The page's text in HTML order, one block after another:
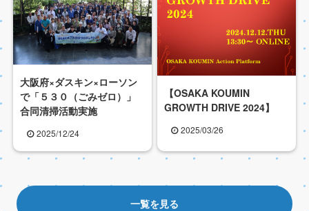
大阪府×ダスキン×ローソン
で「５３０（ごみゼロ）」
合同清掃活動実施
2025/12/24
【OSAKA KOUMIN
GROWTH DRIVE 2024】
2025/03/26
一覧を見る